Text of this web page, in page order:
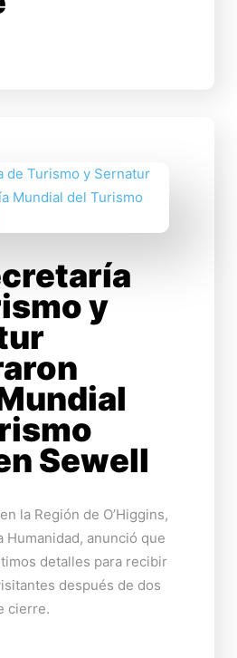
y
Sewell
la Región de O’Higgins,
Humanidad, anunció que
detalles para recibir
después de dos
cierre.